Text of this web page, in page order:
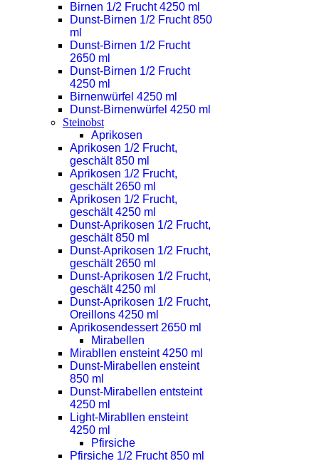
Birnen 1/2 Frucht 4250 ml
Dunst-Birnen 1/2 Frucht 850
ml
Dunst-Birnen 1/2 Frucht
2650 ml
Dunst-Birnen 1/2 Frucht
4250 ml
Birnenwürfel 4250 ml
Dunst-Birnenwürfel 4250 ml
Steinobst
Aprikosen
Aprikosen 1/2 Frucht,
geschält 850 ml
Aprikosen 1/2 Frucht,
geschält 2650 ml
Aprikosen 1/2 Frucht,
geschält 4250 ml
Dunst-Aprikosen 1/2 Frucht,
geschält 850 ml
Dunst-Aprikosen 1/2 Frucht,
geschält 2650 ml
Dunst-Aprikosen 1/2 Frucht,
geschält 4250 ml
Dunst-Aprikosen 1/2 Frucht,
Oreillons 4250 ml
Aprikosendessert 2650 ml
Mirabellen
Mirabllen ensteint 4250 ml
Dunst-Mirabellen ensteint
850 ml
Dunst-Mirabellen entsteint
4250 ml
Light-Mirabllen ensteint
4250 ml
Pfirsiche
Pfirsiche 1/2 Frucht 850 ml